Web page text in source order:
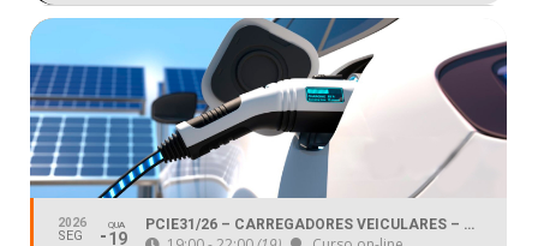
2026
SEG
QUA
19
PCIE31/26 – CARREGADORES VEICULARES – VISÃO TÉCNICA COMERCIAL